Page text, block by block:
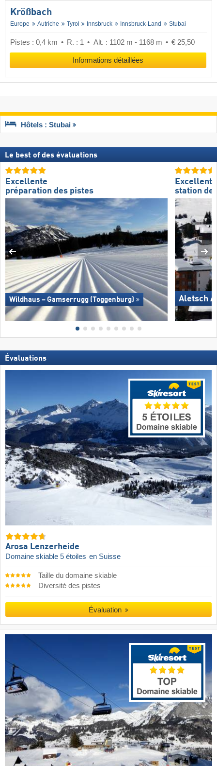
Krößbach
Europe Autriche Tyrol Innsbruck Innsbruck-Land Stubai
Pistes : 0,4 km R. : 1 Alt. : 1102 m - 1168 m € 25,50
Informations détaillées
Hôtels : Stubai
Le best of des évaluations
Excellente
préparation des pistes
Wildhaus – Gamserrugg (Toggenburg)
Excellente
station
Aletsch
Évaluations
Arosa Lenzerheide
Domaine skiable 5 étoiles en Suisse
Taille du domaine skiable
Diversité des pistes
Évaluation